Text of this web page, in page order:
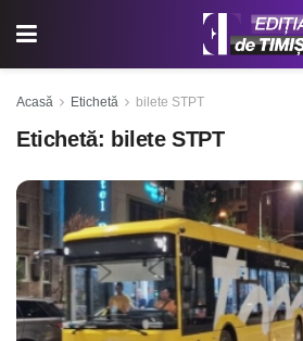
Acasă Etichetă bilete STPT
Etichetă: bilete STPT